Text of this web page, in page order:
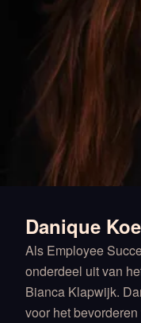
Danique
Als Employee
onderdeel uit van
Bianca Klapwijk.
voor het